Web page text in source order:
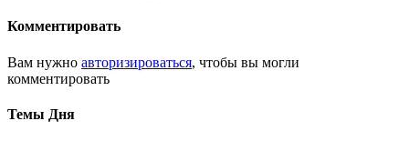
Комментировать
Вам нужно авторизироваться, чтобы вы могли
комментировать
Темы Дня